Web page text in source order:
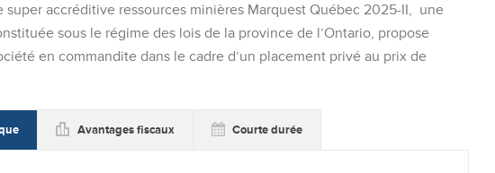
super accréditive ressources minières Marquest Québec 2025-II, une
sous le régime des lois de la province de l’Ontario, propose
en commandite dans le cadre d’un placement privé au prix de
Avantages fiscaux Courte durée